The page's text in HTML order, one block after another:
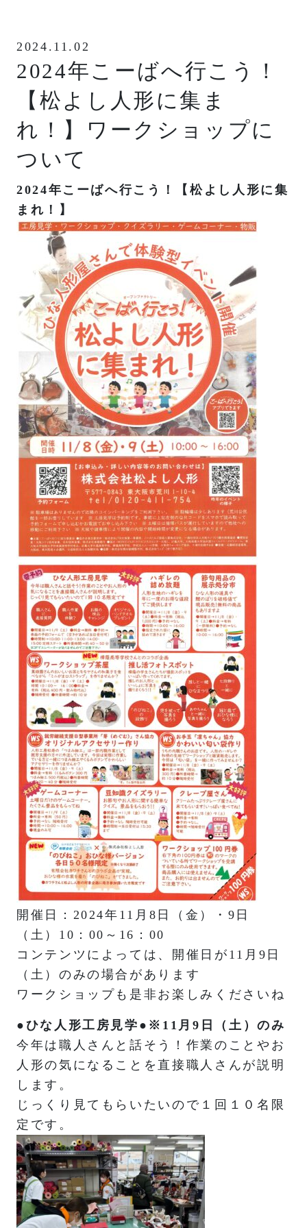
2024.11.02
2024年こーばへ行こう！
【松よし人形に集ま
れ！】ワークショップに
ついて
2024年こーばへ行こう！【松よし人形に集
まれ！】
開催日：2024年11月8日（金）・9日
（土）10：00～16：00
コンテンツによっては、開催日が11月9日
（土）のみの場合があります
ワークショップも是非お楽しみくださいね
●ひな人形工房見学●※11月9日（土）のみ
今年は職人さんと話そう！作業のことやお
人形の気になることを直接職人さんが説明
します。
じっくり見てもらいたいので１回１０名限
定です。